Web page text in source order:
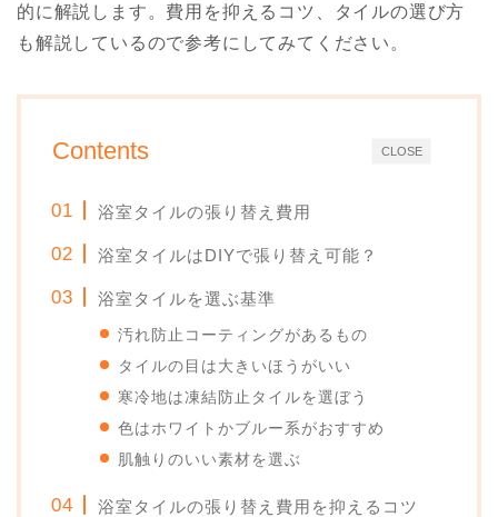
的に解説します。費用を抑えるコツ、タイルの選び方
も解説しているので参考にしてみてください。
CLOSE
Contents
浴室タイルの張り替え費用
浴室タイルはDIYで張り替え可能？
浴室タイルを選ぶ基準
汚れ防止コーティングがあるもの
タイルの目は大きいほうがいい
寒冷地は凍結防止タイルを選ぼう
色はホワイトかブルー系がおすすめ
肌触りのいい素材を選ぶ
浴室タイルの張り替え費用を抑えるコツ